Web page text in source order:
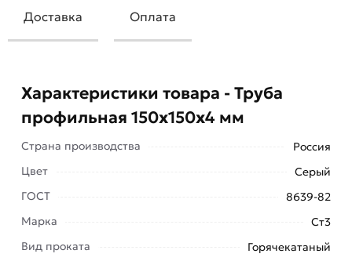
Доставка Оплата
Kрупноразмерный вид сортового
металлопроката, который изготавливается
Характеристики товара - Труба
профильная 150х150х4 мм
Страна производства
Россия
Цвет
Серый
ГОСТ
8639-82
Марка
Ст3
Вид проката
Горячекатаный